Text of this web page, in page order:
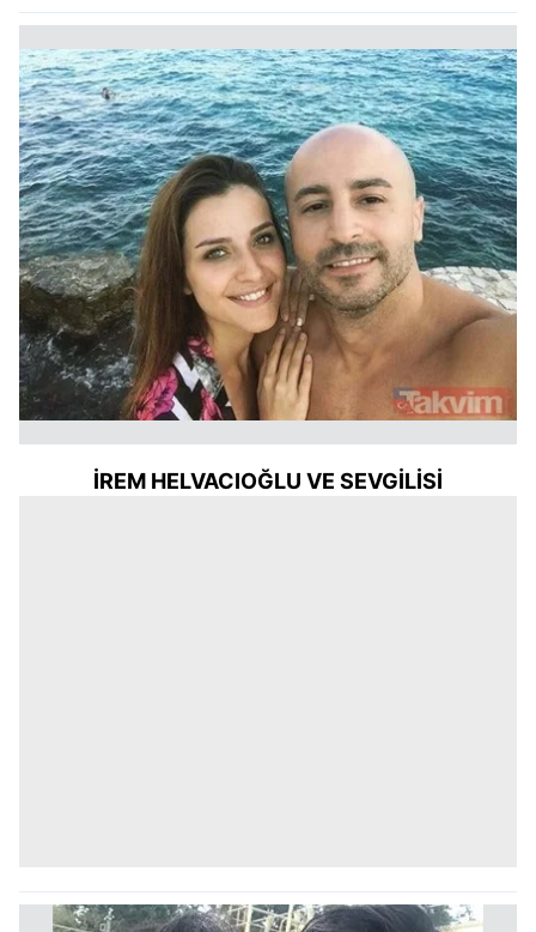
İREM HELVACIOĞLU VE SEVGİLİSİ